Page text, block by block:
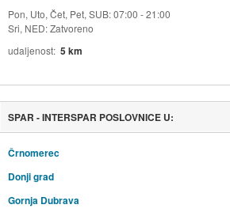
Pon, Uto, Čet, Pet, SUB: 07:00 - 21:00
Sri, NED: Zatvoreno
udaljenost 5 km
SPAR - INTERSPAR POSLOVNICE U:
Črnomerec
Donji grad
Gornja Dubrava